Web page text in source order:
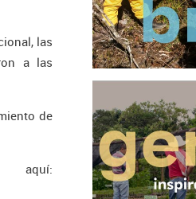
las
a las
de